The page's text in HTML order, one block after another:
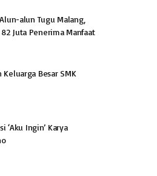
alun Tugu Malang,
Juta Penerima Manfaat
Keluarga Besar SMK
‘Aku Ingin’ Karya